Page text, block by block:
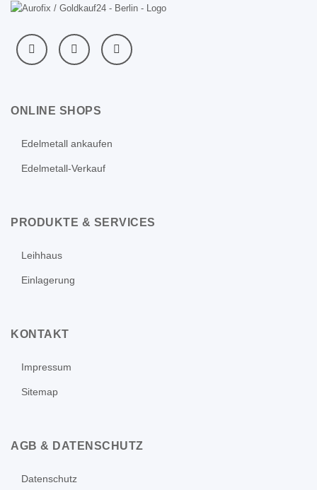
ONLINE SHOPS
Edelmetall ankaufen
Edelmetall-Verkauf
PRODUKTE & SERVICES
Leihhaus
Einlagerung
KONTAKT
Impressum
Sitemap
AGB & DATENSCHUTZ
Datenschutz